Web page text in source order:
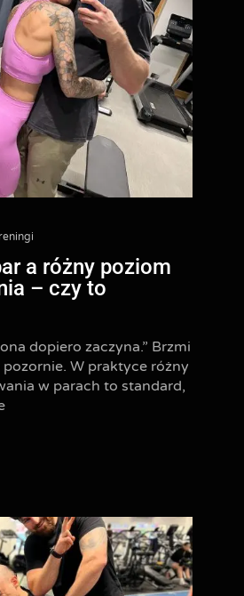
a różny poziom
– czy to
dopiero zaczyna.” Brzmi
W praktyce różny
w parach to standard,